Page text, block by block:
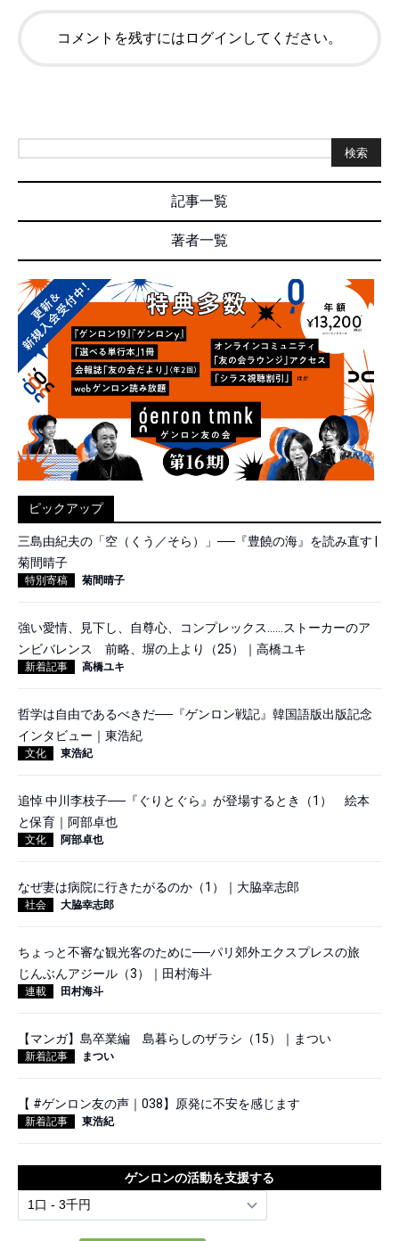
コメントを残すにはログインしてください。
検索
記事一覧
著者一覧
ピックアップ
三島由紀夫の「空（くう／そら）」──『豊饒の海』を読み直す |
菊間晴子
特別寄稿 菊間晴子
強い愛情、見下し、自尊心、コンプレックス……ストーカーのア
ンビバレンス 前略、塀の上より（25）｜高橋ユキ
新着記事 高橋ユキ
哲学は自由であるべきだ──『ゲンロン戦記』韓国語版出版記念
インタビュー｜東浩紀
文化 東浩紀
追悼 中川李枝子──『ぐりとぐら』が登場するとき（1） 絵本
と保育｜阿部卓也
文化 阿部卓也
なぜ妻は病院に行きたがるのか（1）｜大脇幸志郎
社会 大脇幸志郎
ちょっと不審な観光客のために──パリ郊外エクスプレスの旅
じんぶんアジール（3）｜田村海斗
連載 田村海斗
【マンガ】島卒業編 島暮らしのザラシ（15）｜まつい
新着記事 まつい
【 #ゲンロン友の声｜038】原発に不安を感じます
新着記事 東浩紀
ゲンロンの活動を支援する